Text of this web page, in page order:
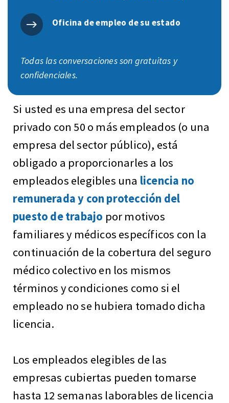
Si usted es una empresa del sector
privado con 50 o más empleados (o una
empresa del sector público), está
obligado a proporcionarles a los
empleados elegibles una licencia no
remunerada y con protección del
puesto de trabajo por motivos
familiares y médicos específicos con la
continuación de la cobertura del seguro
médico colectivo en los mismos
términos y condiciones como si el
empleado no se hubiera tomado dicha
licencia.
Los empleados elegibles de las
empresas cubiertas pueden tomarse
hasta 12 semanas laborables de licencia
Oficina de empleo de su estado
Todas las conversaciones son gratuitas y
confidenciales.